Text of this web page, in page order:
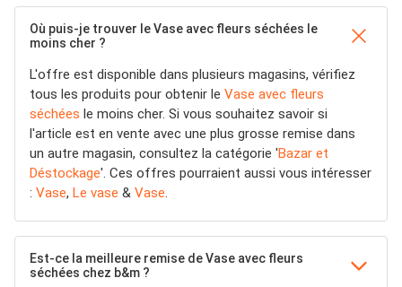
Où puis-je trouver le Vase avec fleurs séchées le
moins cher ?
L'offre est disponible dans plusieurs magasins, vérifiez
tous les produits pour obtenir le Vase avec fleurs
séchées le moins cher. Si vous souhaitez savoir si
l'article est en vente avec une plus grosse remise dans
un autre magasin, consultez la catégorie 'Bazar et
Déstockage'. Ces offres pourraient aussi vous intéresser
: Vase, Le vase & Vase.
Est-ce la meilleure remise de Vase avec fleurs
séchées chez b&m ?